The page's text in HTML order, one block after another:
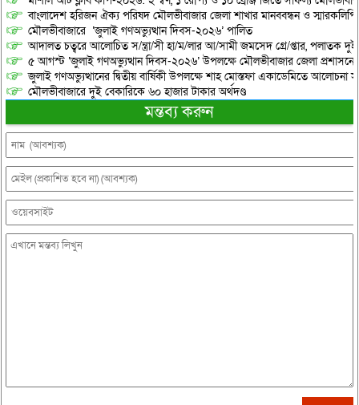
বাংলাদেশ হরিজন ঐক্য পরিষদ মৌলভীবাজার জেলা শাখার মানববন্ধন ও স্মারকলিপি
মৌলভীবাজারে ‘জুলাই গণঅভ্যুত্থান দিবস-২০২৬’ পালিত
আদালত চত্বরে আলোচিত স/ন্ত্রা/সী হা/ম/লার আ/সামী জমসেদ গ্রে/প্তার, পলাতক দুই
৫ আগস্ট ‘জুলাই গণঅভ্যুত্থান দিবস-২০২৬’ উপলক্ষে মৌলভীবাজার জেলা
জুলাই গণঅভ্যুত্থানের দ্বিতীয় বার্ষিকী উপলক্ষে শাহ মোস্তফা একাডেমিতে আলোচনা
মৌলভীবাজারে দুই বেকারিকে ৬০ হাজার টাকার অর্থদণ্ড
মন্তব্য করুন